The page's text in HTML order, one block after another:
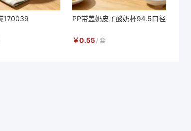
170039 PP带盖奶皮子酸奶杯94.5口径
￥0.55/ 套